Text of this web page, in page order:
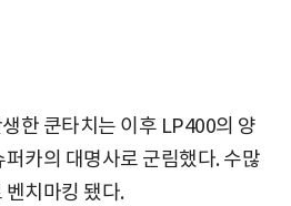
한 쿤타치는 이후 LP400의 양
카의 대명사로 군림했다. 수많
치마킹 됐다.